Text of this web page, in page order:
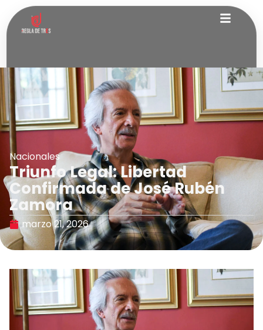
Nacionales
Triunfo Legal: Libertad
Confirmada de José Rubén
Zamora
marzo 21, 2026